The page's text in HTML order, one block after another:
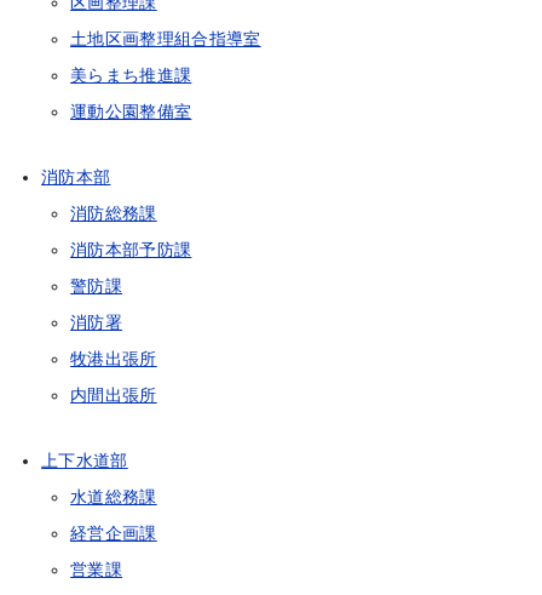
土地区画整理組合指導室
美らまち推進課
運動公園整備室
消防本部
消防総務課
消防本部予防課
警防課
消防署
牧港出張所
内間出張所
上下水道部
水道総務課
経営企画課
営業課